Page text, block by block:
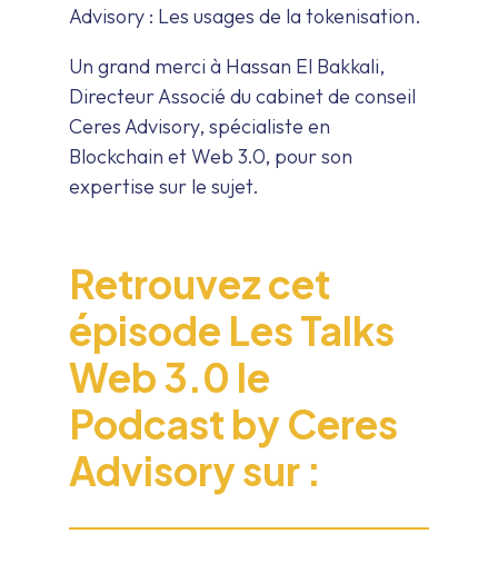
Advisory : Les usages de la tokenisation.
Un grand merci à Hassan El Bakkali,
Directeur Associé du cabinet de conseil
Ceres Advisory, spécialiste en
Blockchain et Web 3.0, pour son
expertise sur le sujet.
Retrouvez cet
épisode Les Talks
Web 3.0 le
Podcast by Ceres
Advisory sur :